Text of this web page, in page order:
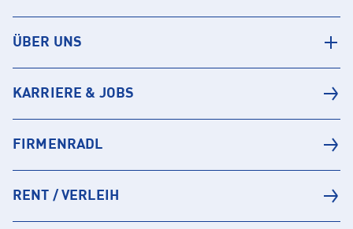
ÜBER UNS
KARRIERE & JOBS
FIRMENRADL
RENT / VERLEIH